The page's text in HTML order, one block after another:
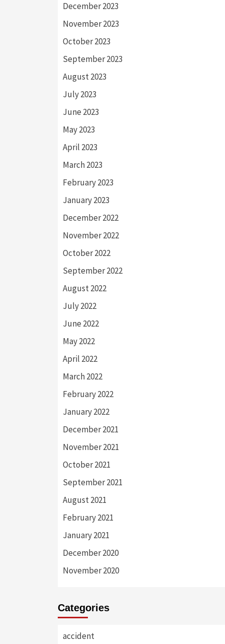
December 2023
November 2023
October 2023
September 2023
August 2023
July 2023
June 2023
May 2023
April 2023
March 2023
February 2023
January 2023
December 2022
November 2022
October 2022
September 2022
August 2022
July 2022
June 2022
May 2022
April 2022
March 2022
February 2022
January 2022
December 2021
November 2021
October 2021
September 2021
August 2021
February 2021
January 2021
December 2020
November 2020
Categories
accident